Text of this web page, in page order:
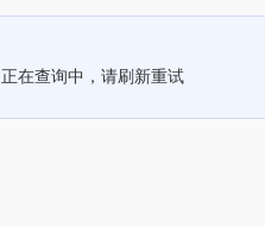
正在查询中，请刷新重试